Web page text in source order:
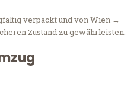
verpackt und von Wien →
Zustand zu gewährleisten.